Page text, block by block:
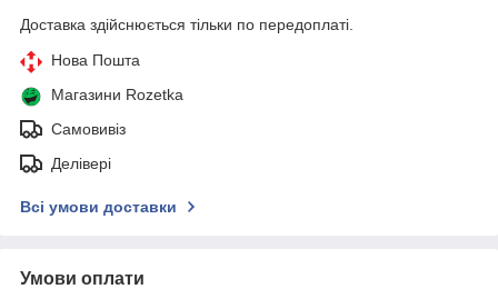
Доставка здійснюється тільки по передоплаті.
Нова Пошта
Магазини Rozetka
Самовивіз
Делівері
Всі умови доставки
Умови оплати